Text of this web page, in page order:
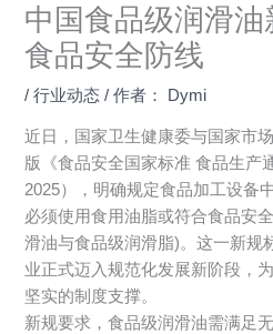
中国食品级润滑
食品安全防线‌
/行业动态 / 作者： Dymi
近日，国家卫生健康委与国家市
版《食品安全国家标准 食品生产
2025），明确规定食品加工设备
必须使用食用油脂或符合食品安
滑油与食品级润滑脂)。这一新规
业正式迈入规范化发展新阶段，
坚实的制度支撑。
新规要求，食品级润滑油需满足